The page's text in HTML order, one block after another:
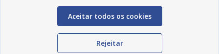
Redes Sociais
Aceitar todos os cookies
Rejeitar